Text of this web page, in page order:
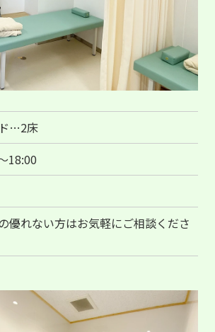
…2床
18:00
優れない方はお気軽にご相談くださ